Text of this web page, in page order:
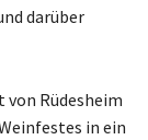
darüber
Rüdesheim
in ein